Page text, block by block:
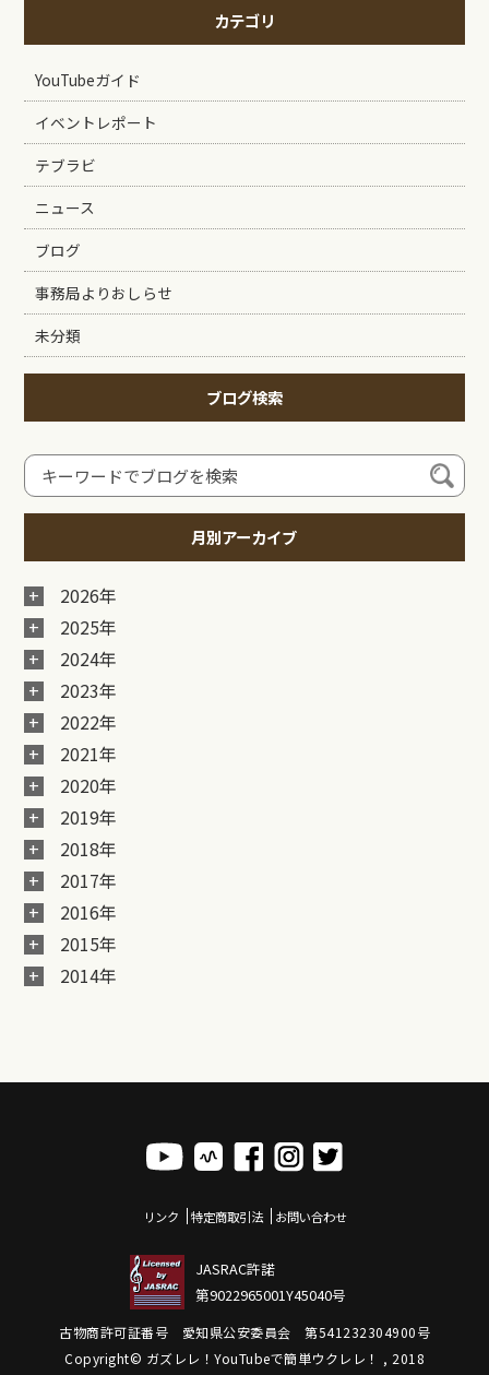
カテゴリ
YouTubeガイド
イベントレポート
テブラビ
ニュース
ブログ
事務局よりおしらせ
未分類
ブログ検索
月別アーカイブ
2026年
2025年
2024年
2023年
2022年
2021年
2020年
2019年
2018年
2017年
2016年
2015年
2014年
リンク 特定商取引法 お問い合わせ
JASRAC許諾
第9022965001Y45040号
古物商許可証番号 愛知県公安委員会 第541232304900号
Copyright© ガズレレ！YouTubeで簡単ウクレレ！ , 2018